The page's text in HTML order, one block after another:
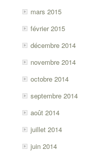
mars 2015
février 2015
décembre 2014
novembre 2014
octobre 2014
septembre 2014
août 2014
juillet 2014
juin 2014